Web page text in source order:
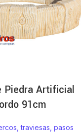
Piedra Artificial
91cm
traviesas, pasos